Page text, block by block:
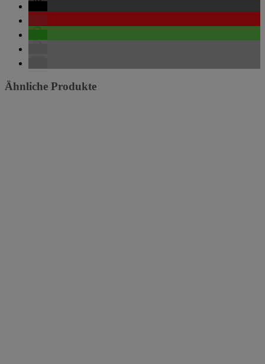
Ähnliche Produkte